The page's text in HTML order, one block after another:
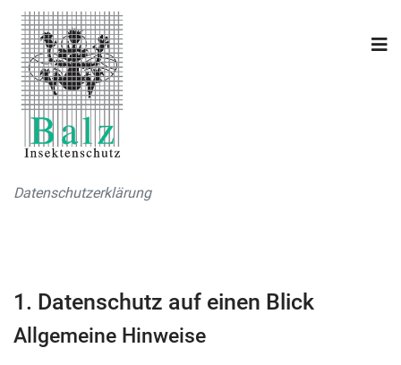
Datenschutzerklärung
1. Datenschutz auf einen Blick
Allgemeine Hinweise